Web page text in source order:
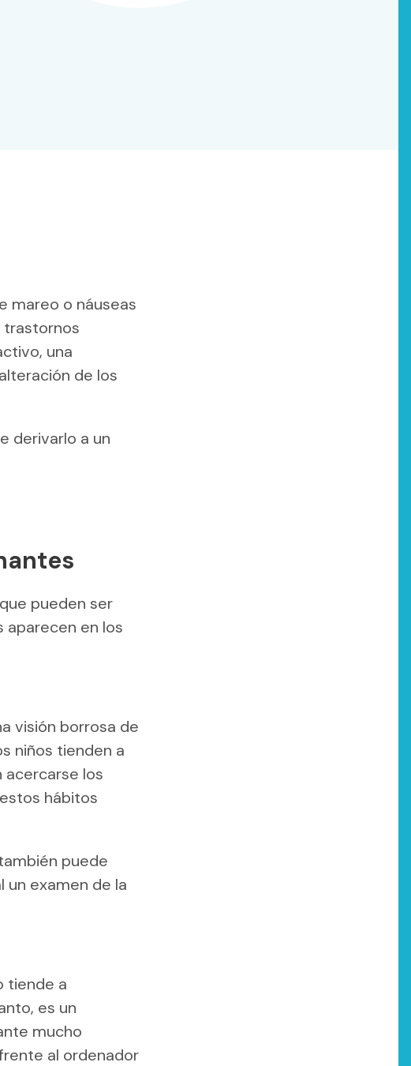
mareo o náuseas
trastornos
una
de los
derivarlo a un
pueden ser
en los
visión borrosa de
niños tienden a
acercarse los
hábitos
puede
un examen de la
tiende a
es un
mucho
al ordenador